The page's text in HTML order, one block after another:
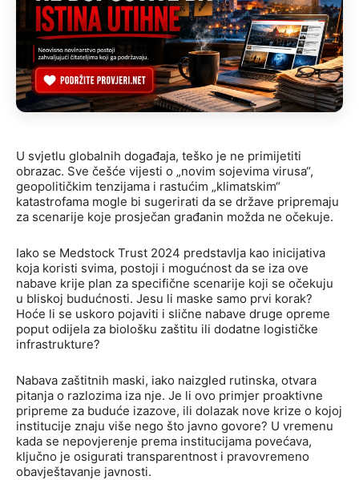
U svjetlu globalnih događaja, teško je ne primijetiti
obrazac. Sve češće vijesti o „novim sojevima virusa“,
geopolitičkim tenzijama i rastućim „klimatskim“
katastrofama mogle bi sugerirati da se države pripremaju
za scenarije koje prosječan građanin možda ne očekuje.
Iako se Medstock Trust 2024 predstavlja kao inicijativa
koja koristi svima, postoji i mogućnost da se iza ove
nabave krije plan za specifične scenarije koji se očekuju
u bliskoj budućnosti. Jesu li maske samo prvi korak?
Hoće li se uskoro pojaviti i slične nabave druge opreme
poput odijela za biološku zaštitu ili dodatne logističke
infrastrukture?
Nabava zaštitnih maski, iako naizgled rutinska, otvara
pitanja o razlozima iza nje. Je li ovo primjer proaktivne
pripreme za buduće izazove, ili dolazak nove krize o kojoj
institucije znaju više nego što javno govore? U vremenu
kada se nepovjerenje prema institucijama povećava,
ključno je osigurati transparentnost i pravovremeno
obavještavanje javnosti.